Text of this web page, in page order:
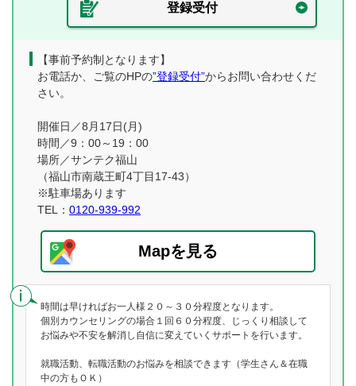
登録受付
【事前予約制となります】
お電話か、ご覧のHPの”登録受付”からお問い合わせくだ
さい。
開催日／8月17日(月)
時間／9：00～19：00
場所／サンテク福山
（福山市南蔵王町4丁目17-43）
※駐車場あります
TEL： 0120-939-992
Mapを見る
時間は早ければお一人様２０～３０分程度となります。
個別カウンセリングの場合１回６０分程度、じっくり相談して
お悩みや不安を解消し自信に変えていくサポートを行います。
就職活動、転職活動のお悩みを相談できます（学生さん＆在職
中の方もＯＫ）